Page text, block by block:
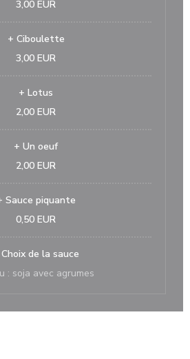
3,00 EUR
+ Ciboulette
3,00 EUR
+ Lotus
2,00 EUR
+ Un oeuf
2,00 EUR
Sauce piquante
0,50 EUR
de la sauce
: soja avec agrumes